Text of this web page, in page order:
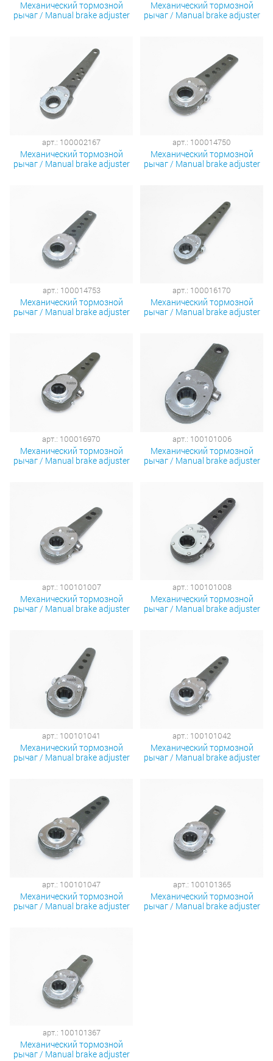
Механический тормозной
рычаг / Manual brake adjuster
Механический тормозной
рычаг / Manual brake adjuster
арт.: 100002167
Механический тормозной
рычаг / Manual brake adjuster
арт.: 100014750
Механический тормозной
рычаг / Manual brake adjuster
арт.: 100014753
Механический тормозной
рычаг / Manual brake adjuster
арт.: 100016170
Механический тормозной
рычаг / Manual brake adjuster
арт.: 100016970
Механический тормозной
рычаг / Manual brake adjuster
арт.: 100101006
Механический тормозной
рычаг / Manual brake adjuster
арт.: 100101007
Механический тормозной
рычаг / Manual brake adjuster
арт.: 100101008
Механический тормозной
рычаг / Manual brake adjuster
арт.: 100101041
Механический тормозной
рычаг / Manual brake adjuster
арт.: 100101042
Механический тормозной
рычаг / Manual brake adjuster
арт.: 100101047
Механический тормозной
рычаг / Manual brake adjuster
арт.: 100101365
Механический тормозной
рычаг / Manual brake adjuster
арт.: 100101367
Механический тормозной
рычаг / Manual brake adjuster